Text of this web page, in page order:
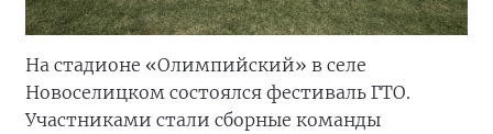
На стадионе «Олимпийский» в селе
Новоселицком состоялся фестиваль ГТО.
Участниками стали сборные команды